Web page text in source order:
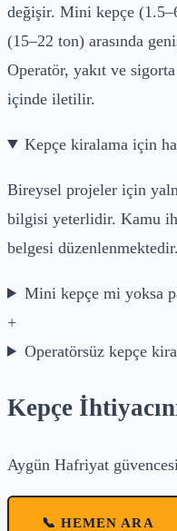
değişir. Mini kepçe
(15–22 ton) arasında
Operatör, yakıt ve
içinde iletilir.
Kepçe kiralama için
Bireysel projeler için
bilgisi yeterlidir. Kamu
belgesi düzenlenmektedir.
Mini kepçe mi yoksa
+
Operatörsüz kepçe
Kepçe
Aygün Hafriyat
📞 HEMEN ARA